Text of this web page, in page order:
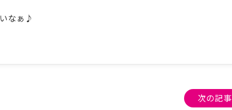
なぁ♪
次の記事